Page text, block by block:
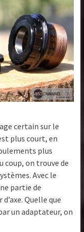
certain sur le
plus court, en
plus
coup, on trouve de
Avec le
partie de
Quelle que
un adaptateur, on